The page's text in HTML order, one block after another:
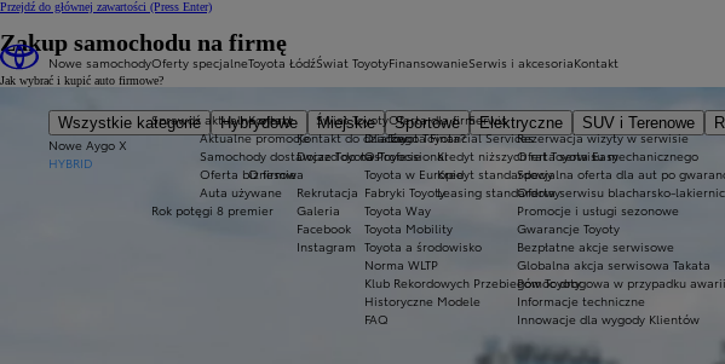
Przejdź do głównej zawartości (Press Enter)
Nowe samochody
Wszystkie kategorie Hybrydowe Miejskie Sportowe Elektryczne SUV i Terenowe
Nowe Aygo X
HYBRID
Oferty specjalne
Sprawdź aktualne oferty
Aktualne promocje
Samochody dostawcze Toyota Professional
Oferta biznesowa
Auta używane
Rok potęgi 8 premier
Toyota Łódź
Kontakt
Kontakt do działów
Dojazd do nas
O firmie
Rekrutacja
Galeria
Facebook
Instagram
Świat Toyoty
Świat Toyoty
Dlaczego Toyota?
O Toyocie
Toyota w Europie
Fabryki Toyoty
Toyota Way
Toyota Mobility
Toyota a środowisko
Norma WLTP
Klub Rekordowych Przebiegów Toyoty
Historyczne Modele
FAQ
Finansowanie
Oferta dla firm
Toyota Financial Services
Kredyt niższych rat Toyota Easy
Kredyt standardowy
Leasing standardowy
Serwis i akcesoria
Serwis
Rezerwacja wizyty w serwisie
Oferta serwisu mechanicznego
Specjalna oferta dla aut po
Oferta serwisu blacharsko-
Promocje i usługi sezonowe
Gwarancje Toyoty
Bezpłatne akcje serwisowe
Globalna akcja serwisowa Takata
Pomoc drogowa w przypadku
Informacje techniczne
Innowacje dla wygody Klientów
Kontakt
Zakup samochodu na firmę
Jak wybrać i kupić auto firmowe?